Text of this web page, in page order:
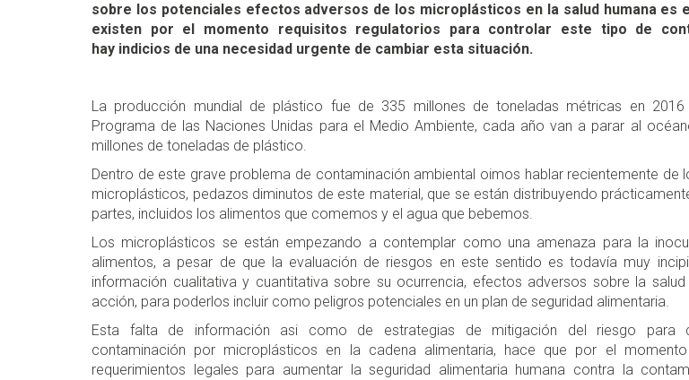
sobre los potenciales efectos adversos de los microplásticos en la salud humana es
existen por el momento requisitos regulatorios para controlar este tipo de
hay indicios de una necesidad urgente de cambiar esta situación.
La producción mundial de plástico fue de 335 millones de toneladas métricas en 2016
Programa de las Naciones Unidas para el Medio Ambiente, cada año van a parar al
millones de toneladas de plástico.
Dentro de este grave problema de contaminación ambiental oimos hablar recientemente de
microplásticos, pedazos diminutos de este material, que se están distribuyendo
partes, incluidos los alimentos que comemos y el agua que bebemos.
Los microplásticos se están empezando a contemplar como una amenaza para la
alimentos, a pesar de que la evaluación de riesgos en este sentido es todavía muy
información cualitativa y cuantitativa sobre su ocurrencia, efectos adversos sobre la
acción, para poderlos incluir como peligros potenciales en un plan de seguridad alimentaria.
Esta falta de información asi como de estrategias de mitigación del riesgo para
contaminación por microplásticos en la cadena alimentaria, hace que por el
requerimientos legales para aumentar la seguridad alimentaria humana contra la